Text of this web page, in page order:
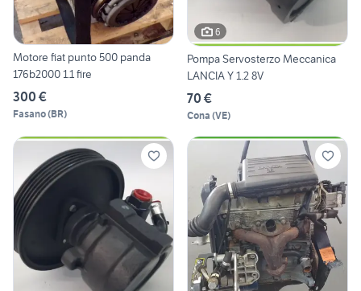
Motore fiat punto 500 panda
176b2000 1.1 fire
300 €
Fasano(BR)
6
Pompa Servosterzo Meccanica
LANCIA Y 1.2 8V
70 €
Cona (VE)